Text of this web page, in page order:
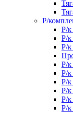
Р/
Р/к
Р/
Р/к
Р/к
Р/к
Р/
Р/к
Р/к
Р/